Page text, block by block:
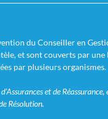
du Conseiller en
et sont couverts par
par plusieurs organismes.
et de
Résolution.